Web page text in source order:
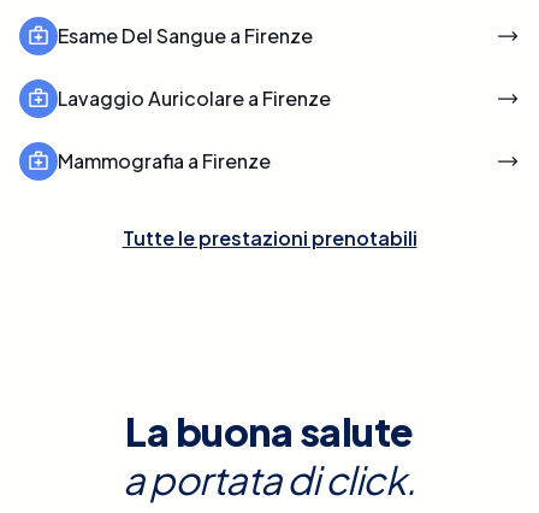
Esame Del Sangue a Firenze
Lavaggio Auricolare a Firenze
Mammografia a Firenze
Tutte le prestazioni prenotabili
La buona salute
a portata di click.